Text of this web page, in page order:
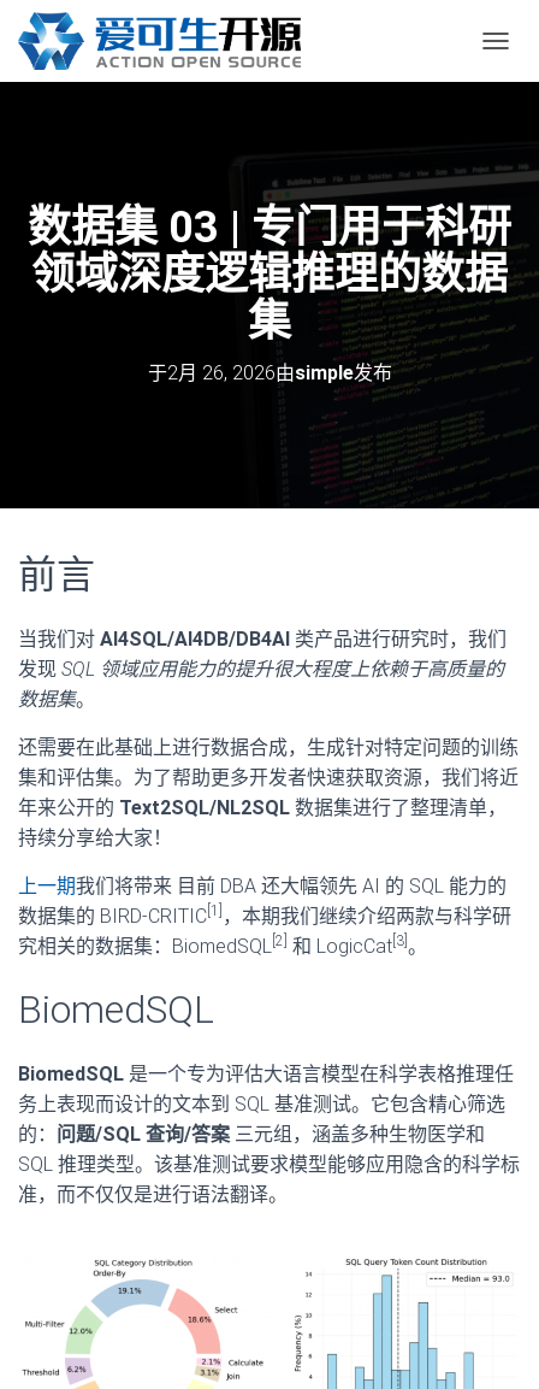
换
数据集 03 | 专门用于科研
领域深度逻辑推理的数据
集
于2月 26, 2026由simple发布
前言
当我们对 AI4SQL/AI4DB/DB4AI 类产品进行研究时，我们
发现 SQL 领域应用能力的提升很大程度上依赖于高质量的
数据集。
还需要在此基础上进行数据合成，生成针对特定问题的训练
集和评估集。为了帮助更多开发者快速获取资源，我们将近
年来公开的 Text2SQL/NL2SQL 数据集进行了整理清单，
持续分享给大家！
上一期我们将带来 目前 DBA 还大幅领先 AI 的 SQL 能力的
数据集的 BIRD-CRITIC [1]
，本期我们继续介绍两款与科学研
究相关的数据集： BiomedSQL [2] 和 LogicCat [3] 。
BiomedSQL
BiomedSQL 是一个专为评估大语言模型在科学表格推理任
务上表现而设计的文本到 SQL 基准测试。它包含精心筛选
的： 问题/SQL 查询/答案 三元组，涵盖多种生物医学和
SQL 推理类型。该基准测试要求模型能够应用隐含的科学标
准，而不仅仅是进行语法翻译。